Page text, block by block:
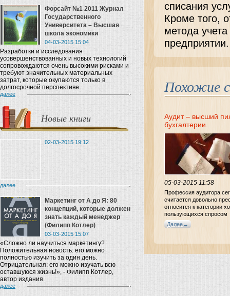
Форсайт №1 2011 Журнал
Государственного
Университета – Высшая
школа экономики
04-03-2015 15:04
Разработки и исследования
усовершенствованных и новых технологий
сопровождаются очень высокими рисками и
требуют значительных материальных
затрат, которые окупаются только в
долгосрочной перспективе.
далее
Новые книги
02-03-2015 19:12
далее
Маркетинг от A до Я: 80
концепций, которые должен
знать каждый менеджер
(Филипп Котлер)
03-03-2015 15:07
«Сложно ли научиться маркетингу?
Положительная новость: его можно
полностью изучить за один день.
Отрицательная: его можно изучать всю
оставшуюся жизнь!», - Филипп Котлер,
автор издания.
далее
списания
Кроме того,
метода
предприятии.
Похожие
Аудит – высший
бухгалтерии.
05-03-2015 11:58
Профессия аудитора
считается довольно
относится к категории
пользующихся спросом
интеллектуальных
рынке труда. Стать
аудитом не просто, од-
Далее